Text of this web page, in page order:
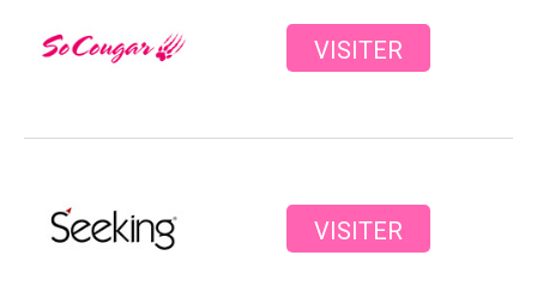
VISITER
VISITER